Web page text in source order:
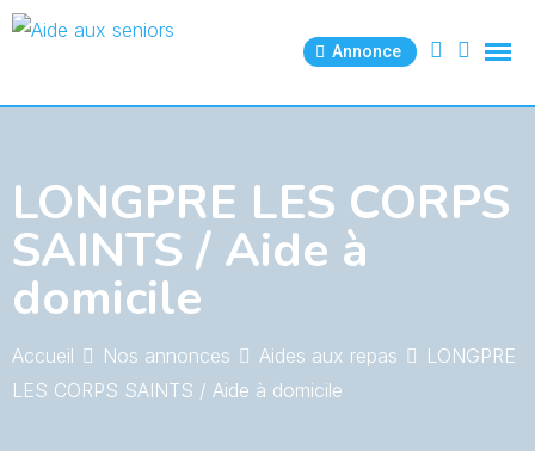
Skip
Annonce
LONGPRE LES CORPS
SAINTS / Aide à
domicile
Accueil Nos annonces Aides aux repas
LONGPRE
LES CORPS SAINTS / Aide à domicile